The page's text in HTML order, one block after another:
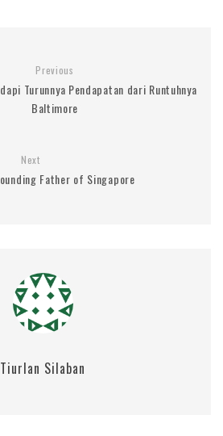
Previous
Turunnya Pendapatan dari Runtuhnya
Baltimore
Next
Father of Singapore
Tiurlan Silaban